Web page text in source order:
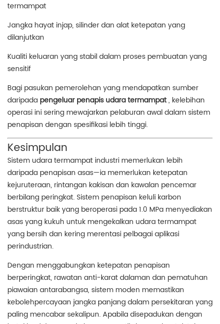
termampat
Jangka hayat injap, silinder dan alat ketepatan yang
dilanjutkan
Kualiti keluaran yang stabil dalam proses pembuatan yang
sensitif
Bagi pasukan pemerolehan yang mendapatkan sumber
daripada pengeluar penapis udara termampat, kelebihan
operasi ini sering mewajarkan pelaburan awal dalam sistem
penapisan dengan spesifikasi lebih tinggi.
Kesimpulan
Sistem udara termampat industri memerlukan lebih
daripada penapisan asas—ia memerlukan ketepatan
kejuruteraan, rintangan kakisan dan kawalan pencemar
berbilang peringkat. Sistem penapisan keluli karbon
berstruktur baik yang beroperasi pada 1.0 MPa menyediakan
asas yang kukuh untuk mengekalkan udara termampat
yang bersih dan kering merentasi pelbagai aplikasi
perindustrian.
Dengan menggabungkan ketepatan penapisan
berperingkat, rawatan anti-karat dalaman dan pematuhan
piawaian antarabangsa, sistem moden memastikan
kebolehpercayaan jangka panjang dalam persekitaran yang
paling mencabar sekalipun. Apabila disepadukan dengan